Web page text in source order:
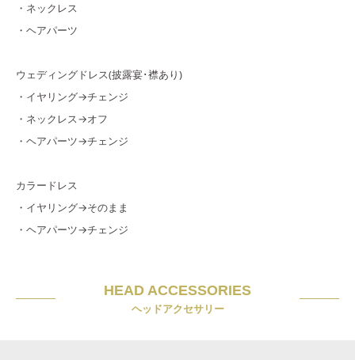
・ネックレス
・ヘアパーツ
ウェディングドレス(披露宴･襟あり)
・イヤリング→チェンジ
・ネックレス→オフ
・ヘアパーツ→チェンジ
カラードレス
・イヤリング→そのまま
・ヘアパーツ→チェンジ
HEAD ACCESSORIES
ヘッドアクセサリー